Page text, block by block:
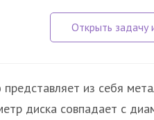
из себя
диска совпадает с